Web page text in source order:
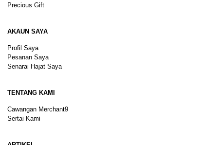
Precious Gift
AKAUN SAYA
Profil Saya
Pesanan Saya
Senarai Hajat Saya
TENTANG KAMI
Cawangan Merchant9
Sertai Kami